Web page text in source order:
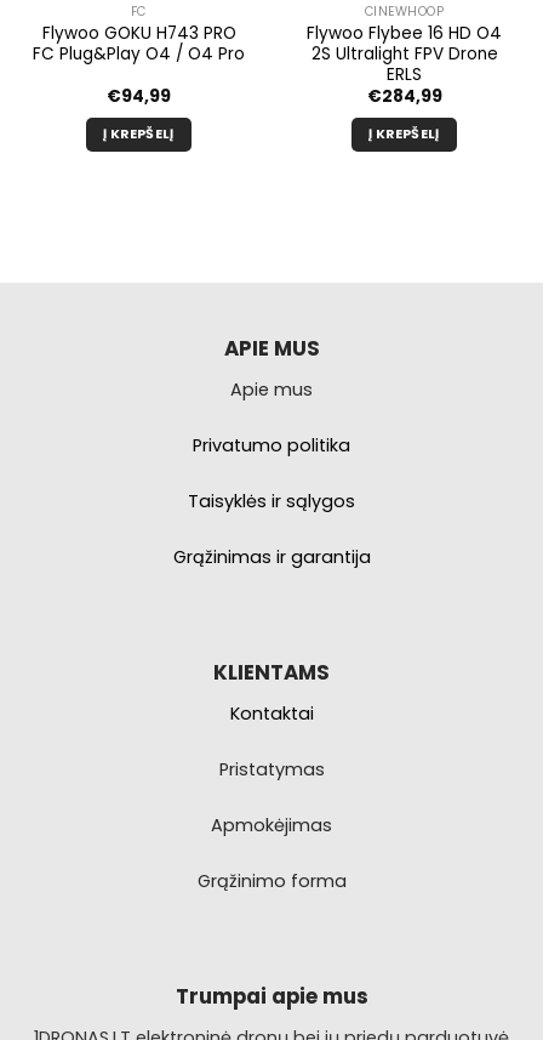
FC
Flywoo GOKU H743 PRO
FC Plug&Play O4 / O4 Pro
€94,99
Į KREPŠELĮ
CINEWHOOP
Flywoo Flybee 16 HD O4
2S Ultralight FPV Drone
ERLS
€284,99
Į KREPŠELĮ
APIE MUS
Apie mus
Privatumo politika
Taisyklės ir sąlygos
Grąžinimas ir garantija
KLIENTAMS
Kontaktai
Pristatymas
Apmokėjimas
Grąžinimo forma
Trumpai apie mus